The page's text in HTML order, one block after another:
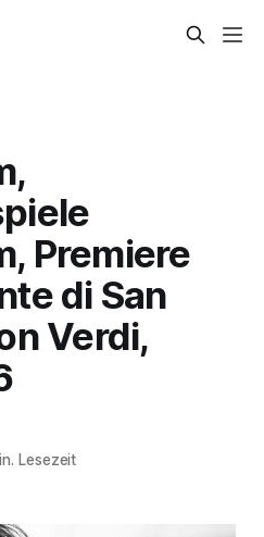
Premiere
di San
Verdi,
Lesezeit